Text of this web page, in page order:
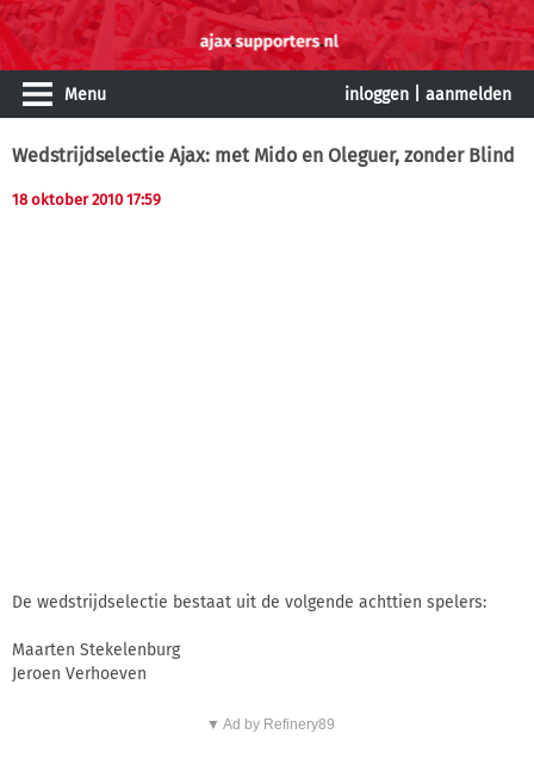
Menu inloggen aanmelden
Wedstrijdselectie Ajax: met Mido en Oleguer, zonder Blind
18 oktober 2010 17:59
De wedstrijdselectie bestaat uit de volgende achttien spelers:
Maarten Stekelenburg
Jeroen Verhoeven
▼ Ad by Refinery89